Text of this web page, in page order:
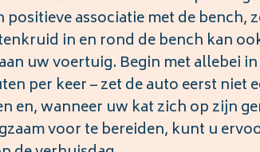
associatie met de bench,
in en rond de bench kan
uw voertuig. Begin met allebei
per keer – zet de auto eerst niet
en, wanneer uw kat zich op zijn
voor te bereiden, kunt u